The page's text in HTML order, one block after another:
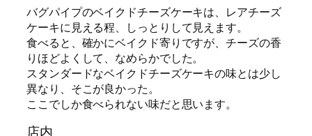
バグパイプのベイクドチーズケーキは、レアチーズ
ケーキに見える程、しっとりして見えます。
食べると、確かにベイクド寄りですが、チーズの香
りほどよくして、なめらかでした。
スタンダードなベイクドチーズケーキの味とは少し
異なり、そこが良かった。
ここでしか食べられない味だと思います。
店内